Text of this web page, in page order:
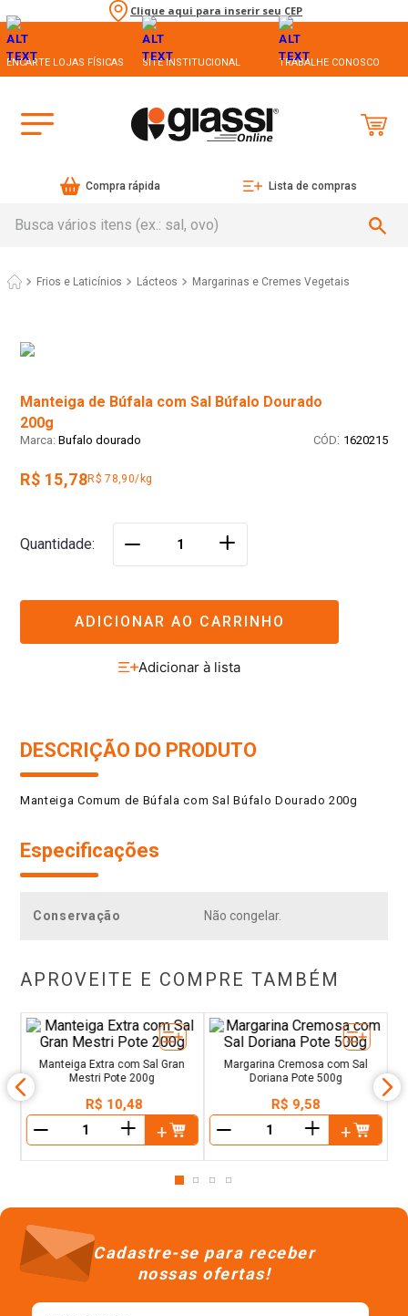
Clique aqui para inserir seu CEP
ENCARTE LOJAS FÍSICAS SITE INSTITUCIONAL TRABALHE CONOSCO
Compra rápida Lista de compras
Frios e Laticínios Lácteos Margarinas e Cremes Vegetais
Manteiga de Búfala com Sal Búfalo Dourado
200g
Bufalo dourado : 1620215
R$ 15,78R$ 78,90/kg
Quantidade ＋
ADICIONAR AO CARRINHO
DESCRIÇÃO DO PRODUTO
Manteiga Comum de Búfala com Sal Búfalo Dourado 200g
Especificações
Conservação Não congelar.
APROVEITE E COMPRE TAMBÉM
Manteiga Extra com Sal Gran
R$ 10,48
－
Margarina Cremosa com Sal
R$ 9,58
－